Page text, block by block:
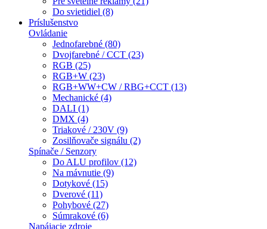
Do svietidiel (8)
Príslušenstvo
Ovládanie
Jednofarebné (80)
Dvojfarebné / CCT (23)
RGB (25)
RGB+W (23)
RGB+WW+CW / RBG+CCT (13)
Mechanické (4)
DALI (1)
DMX (4)
Triakové / 230V (9)
Zosilňovače signálu (2)
Spínače / Senzory
Do ALU profilov (12)
Na mávnutie (9)
Dotykové (15)
Dverové (11)
Pohybové (27)
Súmrakové (6)
Napájacie zdroje